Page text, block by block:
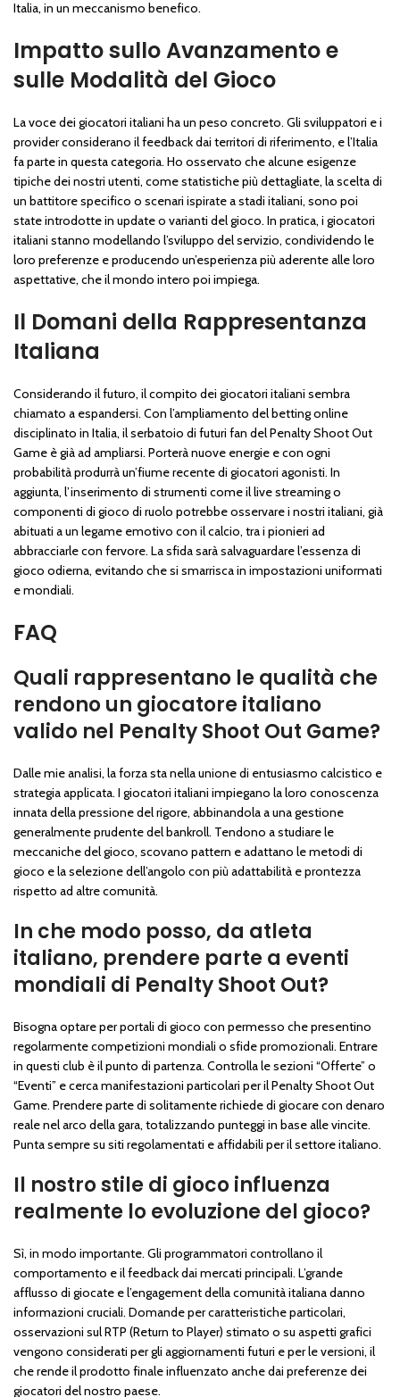
Italia, in un meccanismo benefico.
Impatto sullo Avanzamento e
sulle Modalità del Gioco
La voce dei giocatori italiani ha un peso concreto. Gli sviluppatori e i
provider considerano il feedback dai territori di riferimento, e l’Italia
fa parte in questa categoria. Ho osservato che alcune esigenze
tipiche dei nostri utenti, come statistiche più dettagliate, la scelta di
un battitore specifico o scenari ispirate a stadi italiani, sono poi
state introdotte in update o varianti del gioco. In pratica, i giocatori
italiani stanno modellando l’sviluppo del servizio, condividendo le
loro preferenze e producendo un’esperienza più aderente alle loro
aspettative, che il mondo intero poi impiega.
Il Domani della Rappresentanza
Italiana
Considerando il futuro, il compito dei giocatori italiani sembra
chiamato a espandersi. Con l’ampliamento del betting online
disciplinato in Italia, il serbatoio di futuri fan del Penalty Shoot Out
Game è già ad ampliarsi. Porterà nuove energie e con ogni
probabilità produrrà un’fiume recente di giocatori agonisti. In
aggiunta, l’inserimento di strumenti come il live streaming o
componenti di gioco di ruolo potrebbe osservare i nostri italiani, già
abituati a un legame emotivo con il calcio, tra i pionieri ad
abbracciarle con fervore. La sfida sarà salvaguardare l’essenza di
gioco odierna, evitando che si smarrisca in impostazioni uniformati
e mondiali.
FAQ
Quali rappresentano le qualità che
rendono un giocatore italiano
valido nel Penalty Shoot Out Game?
Dalle mie analisi, la forza sta nella unione di entusiasmo calcistico e
strategia applicata. I giocatori italiani impiegano la loro conoscenza
innata della pressione del rigore, abbinandola a una gestione
generalmente prudente del bankroll. Tendono a studiare le
meccaniche del gioco, scovano pattern e adattano le metodi di
gioco e la selezione dell’angolo con più adattabilità e prontezza
rispetto ad altre comunità.
In che modo posso, da atleta
italiano, prendere parte a eventi
mondiali di Penalty Shoot Out?
Bisogna optare per portali di gioco con permesso che presentino
regolarmente competizioni mondiali o sfide promozionali. Entrare
in questi club è il punto di partenza. Controlla le sezioni “Offerte” o
“Eventi” e cerca manifestazioni particolari per il Penalty Shoot Out
Game. Prendere parte di solitamente richiede di giocare con denaro
reale nel arco della gara, totalizzando punteggi in base alle vincite.
Punta sempre su siti regolamentati e affidabili per il settore italiano.
Il nostro stile di gioco influenza
realmente lo evoluzione del gioco?
Sì, in modo importante. Gli programmatori controllano il
comportamento e il feedback dai mercati principali. L’grande
afflusso di giocate e l’engagement della comunità italiana danno
informazioni cruciali. Domande per caratteristiche particolari,
osservazioni sul RTP (Return to Player) stimato o su aspetti grafici
vengono considerati per gli aggiornamenti futuri e per le versioni, il
che rende il prodotto finale influenzato anche dai preferenze dei
giocatori del nostro paese.